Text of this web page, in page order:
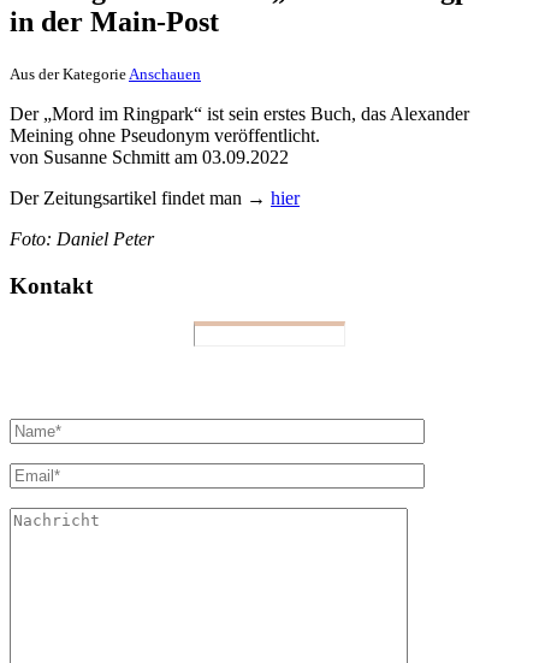
in der Main-Post
Aus der Kategorie Anschauen
Der „Mord im Ringpark“ ist sein erstes Buch, das Alexander
Meining ohne Pseudonym veröffentlicht.
von Susanne Schmitt am 03.09.2022
Der Zeitungsartikel findet man → hier
Foto: Daniel Peter
Kontakt